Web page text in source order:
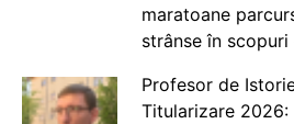
maratoane
strânse în
Profesor de
Titularizare 2026: